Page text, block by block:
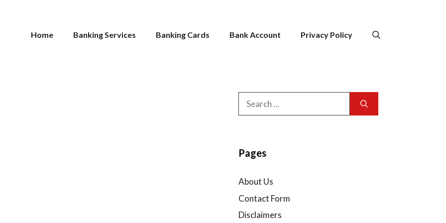
Home Banking Services Banking Cards Bank Account Privacy Policy
for:
Pages
About Us
Contact Form
Disclaimers